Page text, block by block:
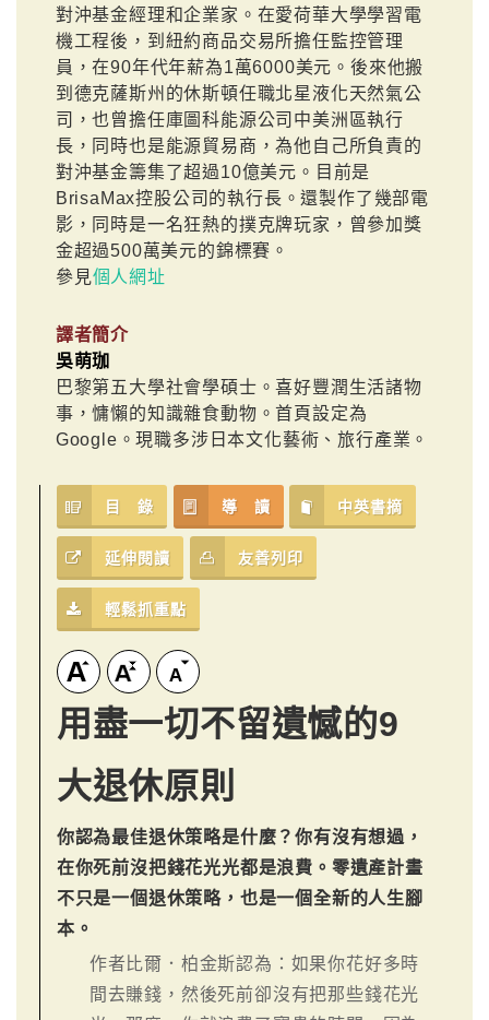
對沖基金經理和企業家。在愛荷華大學學習電
機工程後，到紐約商品交易所擔任監控管理
員，在90年代年薪為1萬6000美元。後來他搬
到德克薩斯州的休斯頓任職北星液化天然氣公
司，也曾擔任庫圖科能源公司中美洲區執行
長，同時也是能源貿易商，為他自己所負責的
對沖基金籌集了超過10億美元。目前是
BrisaMax控股公司的執行長。還製作了幾部電
影，同時是一名狂熱的撲克牌玩家，曾參加獎
金超過500萬美元的錦標賽。
參見個人網址
譯者簡介
吳萌珈
巴黎第五大學社會學碩士。喜好豐潤生活諸物
事，慵懶的知識雜食動物。首頁設定為
Google。現職多涉日本文化藝術、旅行產業。
目 錄 導 讀 中英書摘
延伸閱讀 友善列印
輕鬆抓重點
用盡一切不留遺憾的9
大退休原則
你認為最佳退休策略是什麼？你有沒有想過，
在你死前沒把錢花光光都是浪費。零遺產計畫
不只是一個退休策略，也是一個全新的人生腳
本。
作者比爾．柏金斯認為：如果你花好多時
間去賺錢，然後死前卻沒有把那些錢花光